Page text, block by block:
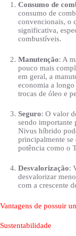
Consumo de
consumo de
convencionais, o
significativa,
combustíveis.
Manutenção: A
pouco mais
em geral, a
economia a longo
trocas de óleo e
Seguro: O valor
sendo importante
Nivus híbrido
principalmente se
potência como o
Desvalorização:
desvalorizar
com a crescente
Vantagens de possuir
Sustentabilidade